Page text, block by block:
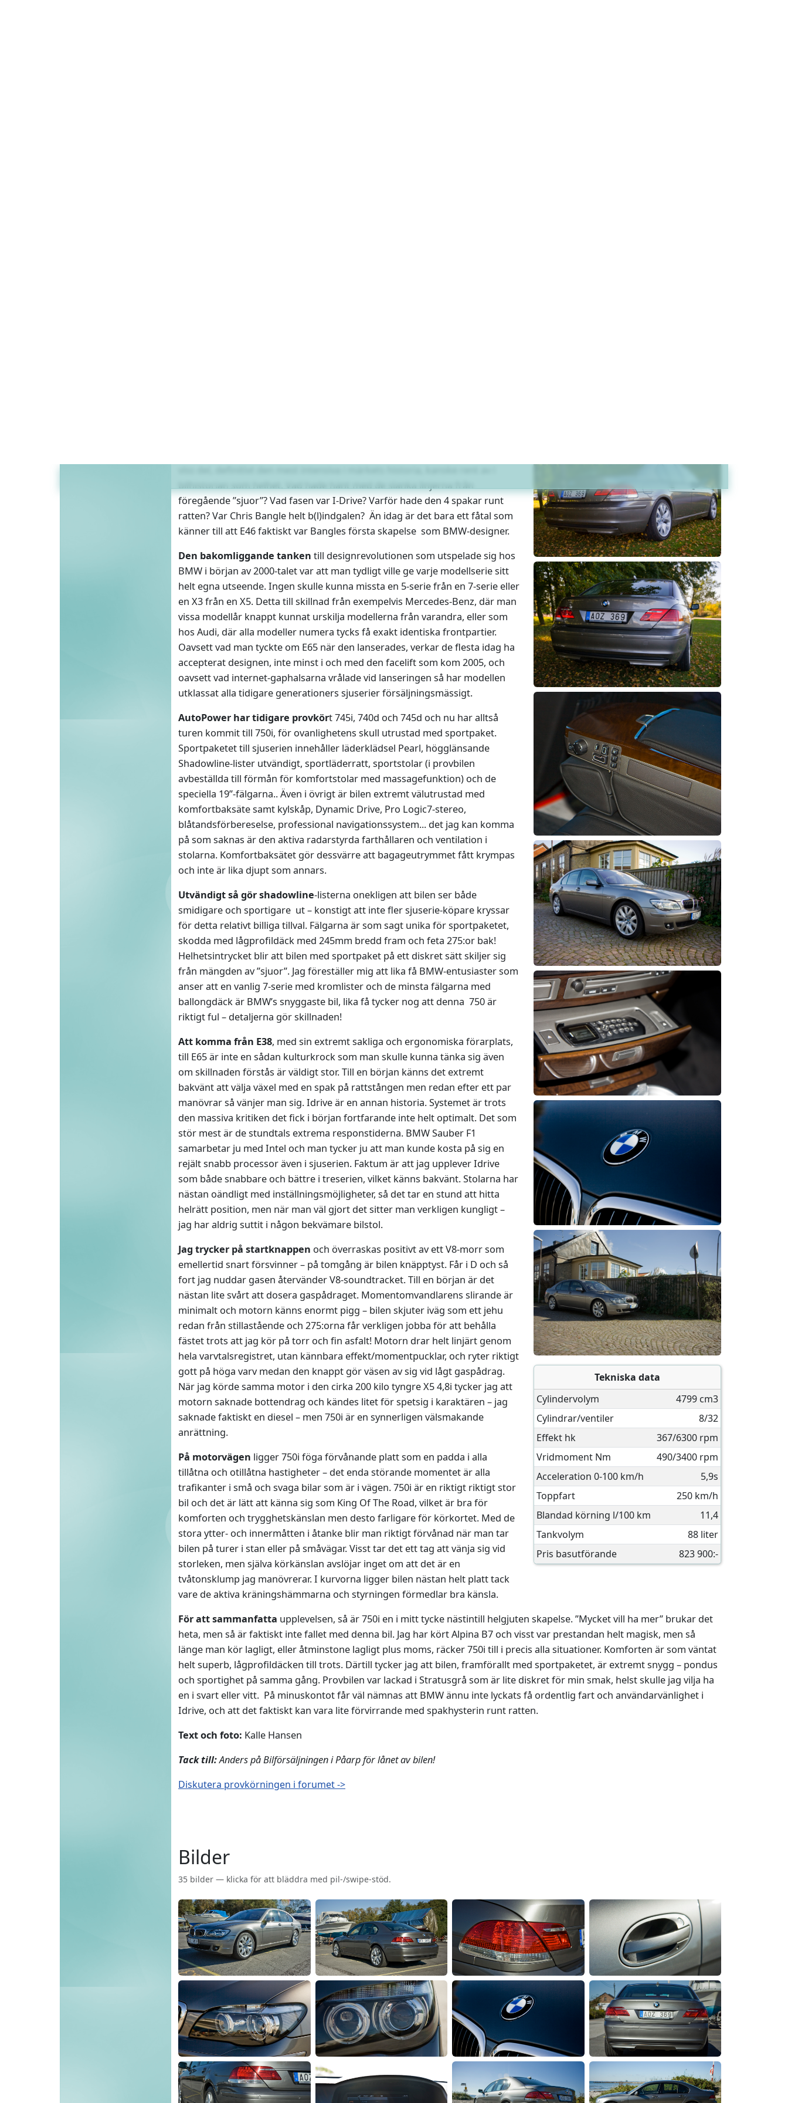
Tekniska data
Cylindervolym
4799 cm3
Cylindrar/ventiler
8/32
Effekt hk
367/6300 rpm
Vridmoment Nm
490/3400 rpm
Acceleration 0-100 km/h
5,9s
Toppfart
250 km/h
Blandad körning l/100 km
11,4
Tankvolym
88 liter
Pris basutförande
823 900:-
bilhistorian som helhet. Vad hade hänt med de slanka linjerna från
föregående ”sjuor”? Vad fasen var I-Drive? Varför hade den 4 spakar runt
ratten? Var Chris Bangle helt b(l)indgalen? Än idag är det bara ett fåtal som
känner till att E46 faktiskt var Bangles första skapelse som BMW-designer.
Den bakomliggande tanken till designrevolutionen som utspelade sig hos
BMW i början av 2000-talet var att man tydligt ville ge varje modellserie sitt
helt egna utseende. Ingen skulle kunna missta en 5-serie från en 7-serie eller
en X3 från en X5. Detta till skillnad från exempelvis Mercedes-Benz, där man
vissa modellår knappt kunnat urskilja modellerna från varandra, eller som
hos Audi, där alla modeller numera tycks få exakt identiska frontpartier.
Oavsett vad man tyckte om E65 när den lanserades, verkar de flesta idag ha
accepterat designen, inte minst i och med den facelift som kom 2005, och
oavsett vad internet-gaphalsarna vrålade vid lanseringen så har modellen
utklassat alla tidigare generationers sjuserier försäljningsmässigt.
AutoPower har tidigare provkört 745i, 740d och 745d och nu har alltså
turen kommit till 750i, för ovanlighetens skull utrustad med sportpaket.
Sportpaketet till sjuserien innehåller läderklädsel Pearl, högglänsande
Shadowline-lister utvändigt, sportläderratt, sportstolar (i provbilen
avbeställda till förmån för komfortstolar med massagefunktion) och de
speciella 19”-fälgarna.. Även i övrigt är bilen extremt välutrustad med
komfortbaksäte samt kylskåp, Dynamic Drive, Pro Logic7-stereo,
blåtandsförbereselse, professional navigationssystem... det jag kan komma
på som saknas är den aktiva radarstyrda farthållaren och ventilation i
stolarna. Komfortbaksätet gör dessvärre att bagageutrymmet fått krympas
och inte är lika djupt som annars.
Utvändigt så gör shadowline-listerna onekligen att bilen ser både
smidigare och sportigare ut – konstigt att inte fler sjuserie-köpare kryssar
för detta relativt billiga tillval. Fälgarna är som sagt unika för sportpaketet,
skodda med lågprofildäck med 245mm bredd fram och feta 275:or bak!
Helhetsintrycket blir att bilen med sportpaket på ett diskret sätt skiljer sig
från mängden av ”sjuor”. Jag föreställer mig att lika få BMW-entusiaster som
anser att en vanlig 7-serie med kromlister och de minsta fälgarna med
ballongdäck är BMW’s snyggaste bil, lika få tycker nog att denna 750 är
riktigt ful – detaljerna gör skillnaden!
Att komma från E38, med sin extremt sakliga och ergonomiska förarplats,
till E65 är inte en sådan kulturkrock som man skulle kunna tänka sig även
om skillnaden förstås är väldigt stor. Till en början känns det extremt
bakvänt att välja växel med en spak på rattstången men redan efter ett par
manövrar så vänjer man sig. Idrive är en annan historia. Systemet är trots
den massiva kritiken det fick i början fortfarande inte helt optimalt. Det som
stör mest är de stundtals extrema responstiderna. BMW Sauber F1
samarbetar ju med Intel och man tycker ju att man kunde kosta på sig en
rejält snabb processor även i sjuserien. Faktum är att jag upplever Idrive
som både snabbare och bättre i treserien, vilket känns bakvänt. Stolarna har
nästan oändligt med inställningsmöjligheter, så det tar en stund att hitta
helrätt position, men när man väl gjort det sitter man verkligen kungligt –
jag har aldrig suttit i någon bekvämare bilstol.
Jag trycker på startknappen och överraskas positivt av ett V8-morr som
emellertid snart försvinner – på tomgång är bilen knäpptyst. Får i D och så
fort jag nuddar gasen återvänder V8-soundtracket. Till en början är det
nästan lite svårt att dosera gaspådraget. Momentomvandlarens slirande är
minimalt och motorn känns enormt pigg – bilen skjuter iväg som ett jehu
redan från stillastående och 275:orna får verkligen jobba för att behålla
fästet trots att jag kör på torr och fin asfalt! Motorn drar helt linjärt genom
hela varvtalsregistret, utan kännbara effekt/momentpucklar, och ryter riktigt
gott på höga varv medan den knappt gör väsen av sig vid lågt gaspådrag.
När jag körde samma motor i den cirka 200 kilo tyngre X5 4,8i tycker jag att
motorn saknade bottendrag och kändes litet för spetsig i karaktären – jag
saknade faktiskt en diesel – men 750i är en synnerligen välsmakande
anrättning.
På motorvägen ligger 750i föga förvånande platt som en padda i alla
tillåtna och otillåtna hastigheter – det enda störande momentet är alla
trafikanter i små och svaga bilar som är i vägen. 750i är en riktigt riktigt stor
bil och det är lätt att känna sig som King Of The Road, vilket är bra för
komforten och trygghetskänslan men desto farligare för körkortet. Med de
stora ytter- och innermåtten i åtanke blir man riktigt förvånad när man tar
bilen på turer i stan eller på småvägar. Visst tar det ett tag att vänja sig vid
storleken, men själva körkänslan avslöjar inget om att det är en
tvåtonsklump jag manövrerar. I kurvorna ligger bilen nästan helt platt tack
vare de aktiva kräningshämmarna och styrningen förmedlar bra känsla.
För att sammanfatta upplevelsen, så är 750i en i mitt tycke nästintill helgjuten skapelse. ”Mycket vill ha mer” brukar det
heta, men så är faktiskt inte fallet med denna bil. Jag har kört Alpina B7 och visst var prestandan helt magisk, men så
länge man kör lagligt, eller åtminstone lagligt plus moms, räcker 750i till i precis alla situationer. Komforten är som väntat
helt superb, lågprofildäcken till trots. Därtill tycker jag att bilen, framförallt med sportpaketet, är extremt snygg – pondus
och sportighet på samma gång. Provbilen var lackad i Stratusgrå som är lite diskret för min smak, helst skulle jag vilja ha
en i svart eller vitt. På minuskontot får väl nämnas att BMW ännu inte lyckats få ordentlig fart och användarvänlighet i
Idrive, och att det faktiskt kan vara lite förvirrande med spakhysterin runt ratten.
Text och foto: Kalle Hansen
Tack till:Anders på Bilförsäljningen i Påarp för lånet av bilen!
Diskutera provkörningen i forumet ->
Bilder
35 bilder — klicka för att bläddra med pil-/swipe-stöd.